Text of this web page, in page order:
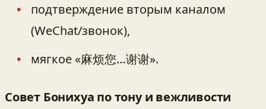
подтверждение вторым каналом
(WeChat/звонок),
мягкое «麻烦您…谢谢».
Совет Бонихуа по тону и вежливости